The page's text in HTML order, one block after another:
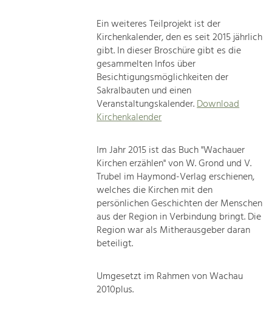
Ein weiteres Teilprojekt ist der
Kirchenkalender, den es seit 2015 jährlich
gibt. In dieser Broschüre gibt es die
gesammelten Infos über
Besichtigungsmöglichkeiten der
Sakralbauten und einen
Veranstaltungskalender.Download
Kirchenkalender
Im Jahr 2015 ist das Buch "Wachauer
Kirchen erzählen" von W. Grond und V.
Trubel im Haymond-Verlag erschienen,
welches die Kirchen mit den
persönlichen Geschichten der Menschen
aus der Region in Verbindung bringt. Die
Region war als Mitherausgeber daran
beteiligt.
Umgesetzt im Rahmen von Wachau
2010plus.